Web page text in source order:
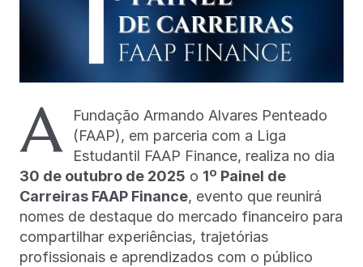
A
Fundação Armando Alvares Penteado
(FAAP), em parceria com a Liga
Estudantil FAAP Finance, realiza no dia
30 de outubro de 2025 o 1º Painel de
Carreiras FAAP Finance, evento que reunirá
nomes de destaque do mercado financeiro para
compartilhar experiências, trajetórias
profissionais e aprendizados com o público